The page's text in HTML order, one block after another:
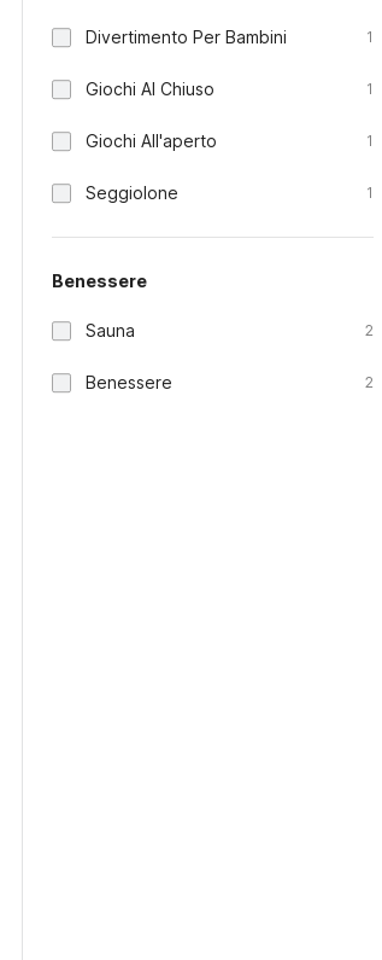
Divertimento Per Bambini 1
Giochi Al Chiuso 1
Giochi All'aperto 1
Seggiolone 1
Benessere
Sauna 2
Benessere 2